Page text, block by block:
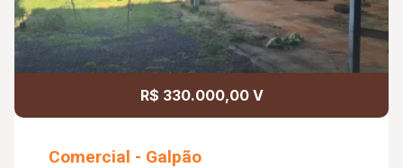
R$ 330.000,00 V
Comercial - Galpão